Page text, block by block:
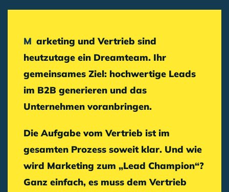
Marketing und Vertrieb sind
heutzutage ein Dreamteam. Ihr
gemeinsames Ziel: hochwertige Leads
im B2B generieren und das
Unternehmen voranbringen.
Die Aufgabe vom Vertrieb ist im
gesamten Prozess soweit klar. Und wie
wird Marketing zum „Lead Champion“?
Ganz einfach, es muss dem Vertrieb